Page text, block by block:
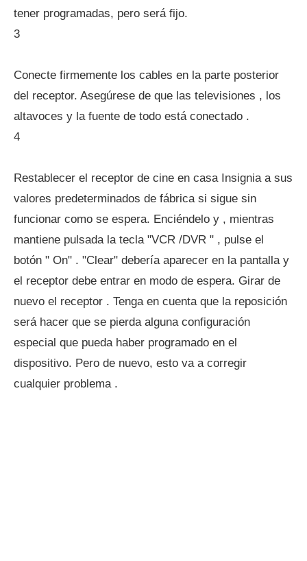
tener programadas, pero será fijo.
3
Conecte firmemente los cables en la parte posterior
del receptor. Asegúrese de que las televisiones , los
altavoces y la fuente de todo está conectado .
4
Restablecer el receptor de cine en casa Insignia a sus
valores predeterminados de fábrica si sigue sin
funcionar como se espera. Enciéndelo y , mientras
mantiene pulsada la tecla "VCR /DVR " , pulse el
botón " On" . "Clear" debería aparecer en la pantalla y
el receptor debe entrar en modo de espera. Girar de
nuevo el receptor . Tenga en cuenta que la reposición
será hacer que se pierda alguna configuración
especial que pueda haber programado en el
dispositivo. Pero de nuevo, esto va a corregir
cualquier problema .